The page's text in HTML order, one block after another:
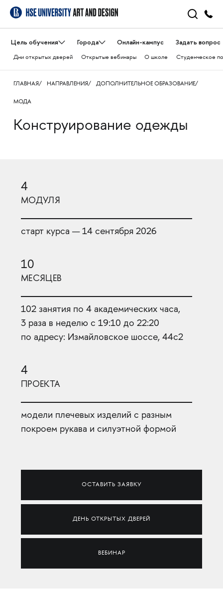
Цель обучения Города Онлайн-кампус Задать вопрос
Дни открытых дверей Открытые вебинары О школе Студенческое
ГЛАВНАЯ НАПРАВЛЕНИЯ ДОПОЛНИТЕЛЬНОЕ ОБРАЗОВАНИЕ
МОДА
Конструирование одежды
4
МОДУЛЯ
старт курса — 14 сентября 2026
10
МЕСЯЦЕВ
102 занятия по 4 академических часа,
3 раза в неделю с 19:10 до 22:20
по адресу: Измайловское шоссе, 44с2
4
ПРОЕКТА
модели плечевых изделий с разным
покроем рукава и силуэтной формой
ОСТАВИТЬ ЗАЯВКУ
ДЕНЬ ОТКРЫТЫХ ДВЕРЕЙ
ВЕБИНАР